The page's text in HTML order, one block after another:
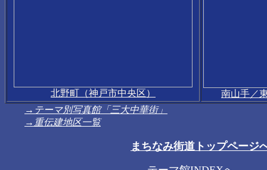
北野町（神戸市中央区）
南山手／
→テーマ別写真館「三大中華街」
→重伝建地区一覧
まちなみ街道トップページ